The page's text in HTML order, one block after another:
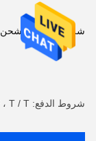
شروط الدفع والشحن
شروط الدفع: T / T ، L / C ، D / P ، T / T ، ويسترن يونيون ، موني جرام